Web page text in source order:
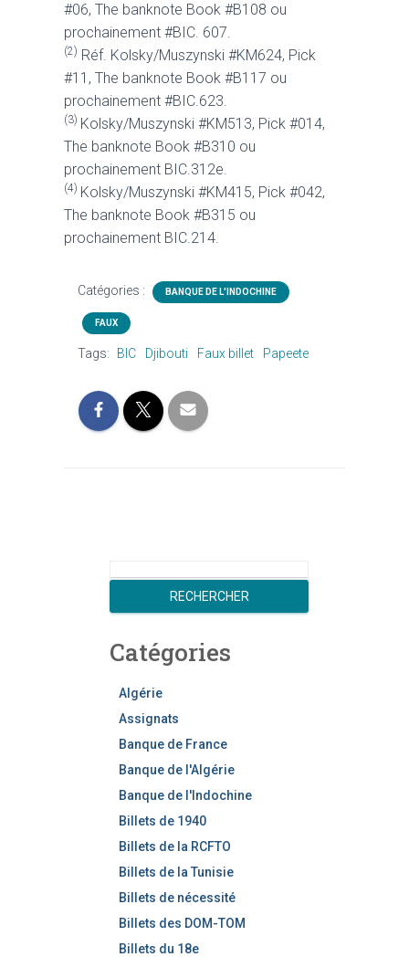
#06, The banknote Book #B108 ou
prochainement #BIC. 607.
(2) Réf. Kolsky/Muszynski #KM624, Pick
#11, The banknote Book #B117 ou
prochainement #BIC.623.
(3) Kolsky/Muszynski #KM513, Pick #014,
The banknote Book #B310 ou
prochainement BIC.312e.
(4) Kolsky/Muszynski #KM415, Pick #042,
The banknote Book #B315 ou
prochainement BIC.214.
Catégories : BANQUE DE L'INDOCHINE
FAUX
Tags: BIC Djibouti Faux billet Papeete
c
e
RECHERCHER
Catégories
Algérie
Assignats
Banque de France
Banque de l'Algérie
Banque de l'Indochine
Billets de 1940
Billets de la RCFTO
Billets de la Tunisie
Billets de nécessité
Billets des DOM-TOM
Billets du 18e